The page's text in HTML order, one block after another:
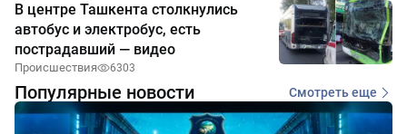
В центре Ташкента столкнулись
автобус и электробус, есть
пострадавший — видео
Происшествия 6303
Популярные новости Смотреть еще